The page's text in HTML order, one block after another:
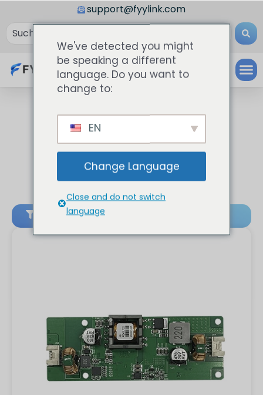
support@fyylink.com
We've detected you might
be speaking a different
language. Do you want to
change to:
EN
Change Language
Close and do not switch
language